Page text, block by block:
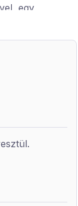
egy
erkéllyel, 2